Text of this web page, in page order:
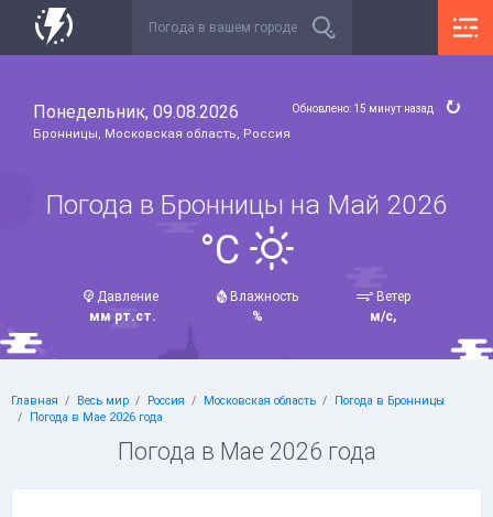
Понедельник, 09.08.2026
Бронницы, Московская область, Россия
Обновлено: 15 минут назад
Погода в Бронницы на Май 2026
°C
Давление
мм рт.ст.
Влажность
%
Ветер
м/с,
Главная Весь мир Россия Московская область
Погода в Бронницы
Погода в Мае 2026 года
Погода в Мае 2026 года